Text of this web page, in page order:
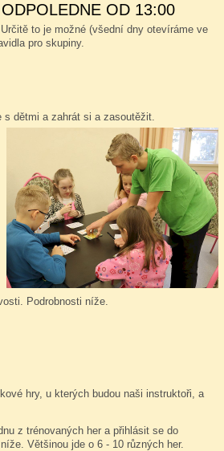
OD 13:00
to je možné (všední dny otevíráme ve
pro skupiny.
dětmi a zahrát si a zasoutěžit.
Podrobnosti níže.
hry, u kterých budou naši instruktoři, a
z trénovaných her a přihlásit se do
Většinou jde o 6 - 10 různých her.